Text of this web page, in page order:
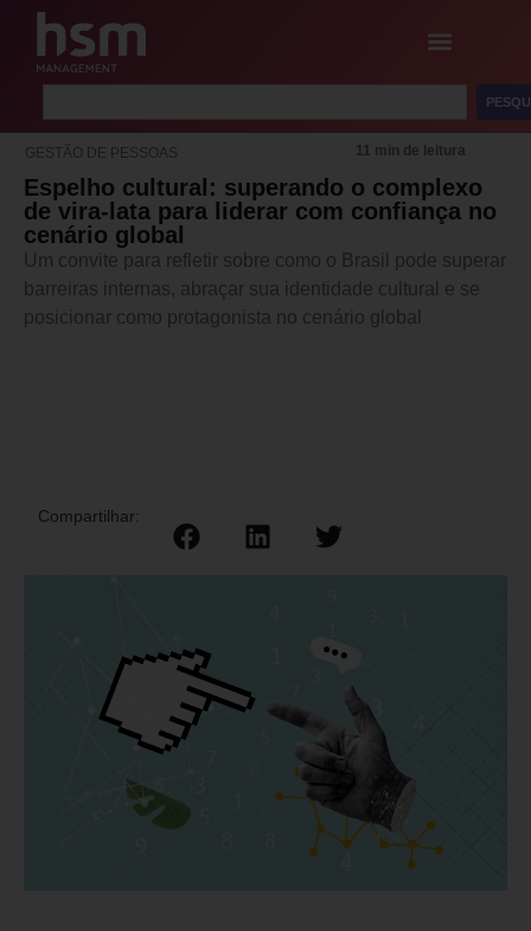
GESTÃO DE PESSOAS 11 min de leitura
Espelho cultural: superando o complexo
de vira-lata para liderar com confiança no
cenário global
Um convite para refletir sobre como o Brasil pode superar
barreiras internas, abraçar sua identidade cultural e se
posicionar como protagonista no cenário global
Compartilhar: